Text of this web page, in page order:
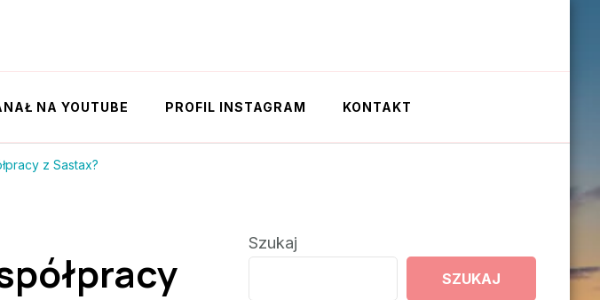
NA YOUTUBE PROFIL INSTAGRAM KONTAKT
z Sastax?
Szukaj
SZUKAJ